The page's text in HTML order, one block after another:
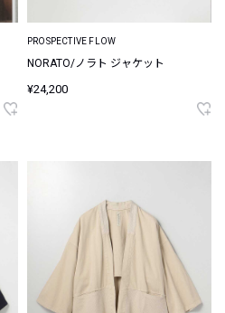
PROSPECTIVE FLOW
NORATO/ノラト ジャケット
¥24,200